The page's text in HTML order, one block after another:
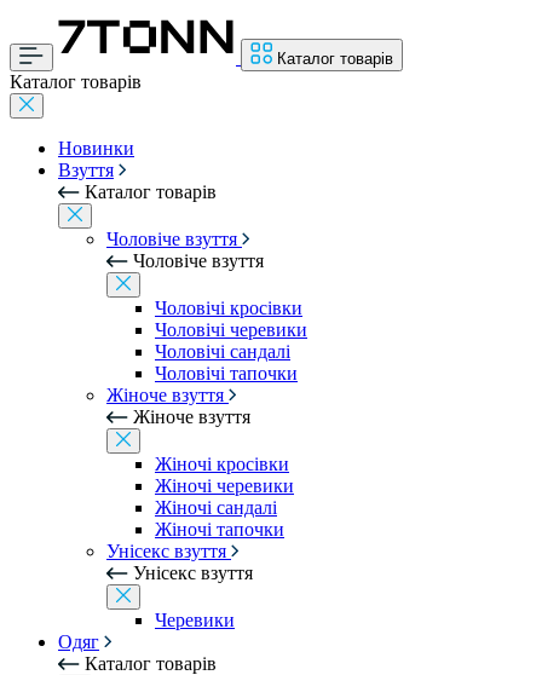
Каталог товарів
Каталог товарів
Новинки
Взуття
Каталог товарів
Чоловіче взуття
Чоловіче взуття
Чоловічі кросівки
Чоловічі черевики
Чоловічі сандалі
Чоловічі тапочки
Жіноче взуття
Жіноче взуття
Жіночі кросівки
Жіночі черевики
Жіночі сандалі
Жіночі тапочки
Унісекс взуття
Унісекс взуття
Черевики
Одяг
Каталог товарів